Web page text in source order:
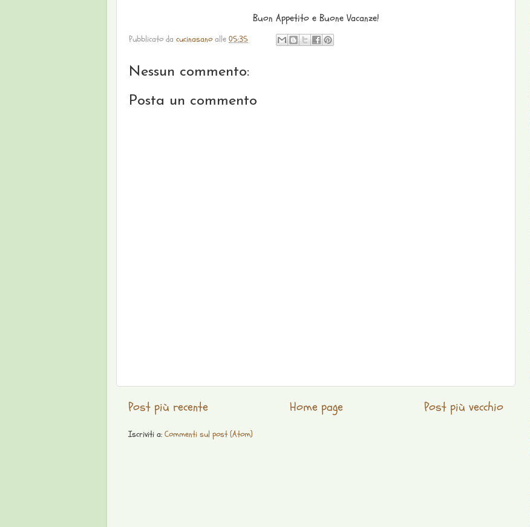
Buon Appetito e Buone Vacanze!
Pubblicato da cucinasano alle 05:35
Nessun commento:
Posta un commento
Post più recente Post più vecchio
Home page
Iscriviti a: Commenti sul post (Atom)